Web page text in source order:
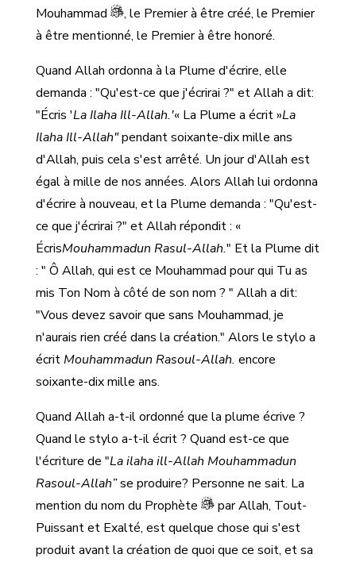
Mouhammad
, le Premier à être créé, le Premier
à être mentionné, le Premier à être honoré.
Quand Allah ordonna à la Plume d'écrire, elle
demanda : "Qu'est-ce que j'écrirai ?" et Allah a dit:
"Écris 'La Ilaha Ill-Allah.'« La Plume a écrit »La
Ilaha Ill-Allah"pendant soixante-dix mille ans
d'Allah, puis cela s'est arrêté. Un jour d'Allah est
égal à mille de nos années. Alors Allah lui ordonna
d'écrire à nouveau, et la Plume demanda : "Qu'est-
ce que j'écrirai ?" et Allah répondit : «
ÉcrisMouhammadun Rasul-Allah." Et la Plume dit
: " Ô Allah, qui est ce Mouhammad pour qui Tu as
mis Ton Nom à côté de son nom ? " Allah a dit:
"Vous devez savoir que sans Mouhammad, je
n'aurais rien créé dans la création." Alors le stylo a
écritMouhammadun Rasoul-Allah. encore
soixante-dix mille ans.
Quand Allah a-t-il ordonné que la plume écrive ?
Quand le stylo a-t-il écrit ? Quand est-ce que
l'écriture de "La ilaha ill-Allah Mouhammadun
Rasoul-Allah”se produire? Personne ne sait. La
mention du nom du Prophète
par Allah, Tout-
Puissant et Exalté, est quelque chose qui s'est
produit avant la création de quoi que ce soit, et sa